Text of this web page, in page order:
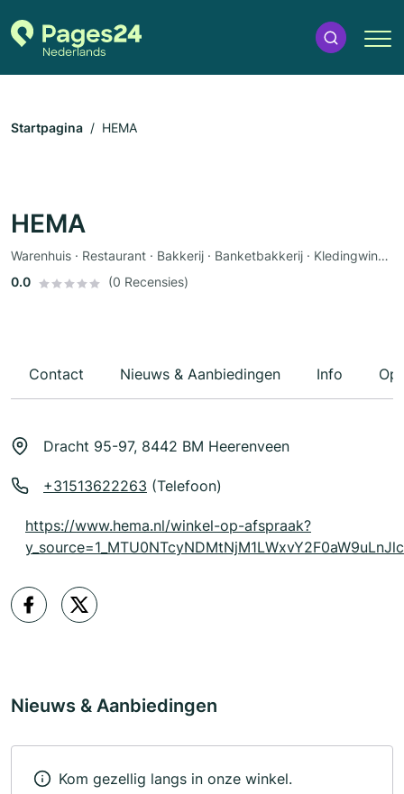
Startpagina HEMA
HEMA
Warenhuis · Restaurant · Bakkerij · Banketbakkerij · Kledingwinkel · Speelgoed · Babywinkel
0.0
(0 Recensies)
Contact Nieuws & Aanbiedingen Info
Dracht 95-97, 8442 BM Heerenveen
+31513622263 (Telefoon)
https://www.hema.nl/winkel-op-afspraak?
Nieuws & Aanbiedingen
Kom gezellig langs in onze winkel.